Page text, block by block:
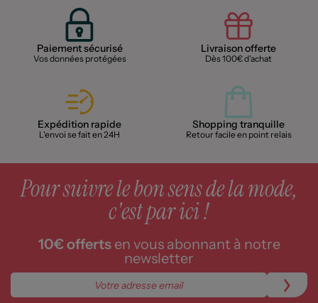
Paiement sécurisé
Vos données protégées
Livraison offerte
Dès 100€ d'achat
Expédition rapide
L'envoi se fait en 24H
Shopping tranquille
Retour facile en point relais
Pour suivre le bon sens de la mode,
c'est par ici !
10€ offertsen vous abonnant à notre
newsletter